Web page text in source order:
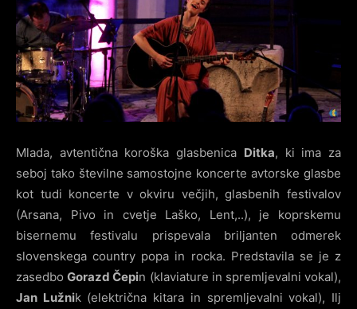
Mlada, avtentična koroška glasbenica Ditka, ki ima za
seboj tako številne samostojne koncerte avtorske glasbe
kot tudi koncerte v okviru večjih, glasbenih festivalov
(Arsana, Pivo in cvetje Laško, Lent,..), je koprskemu
bisernemu festivalu prispevala briljanten odmerek
slovenskega country popa in rocka. Predstavila se je z
zasedboGorazd Čepin (klaviature in spremljevalni vokal),
Jan Lužnik (električna kitara in spremljevalni vokal), Ilj